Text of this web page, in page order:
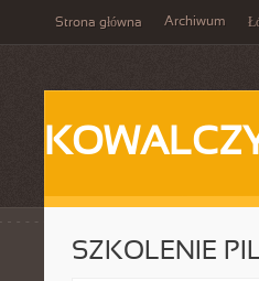
Strona główna Archiwum
SZKOLENIE